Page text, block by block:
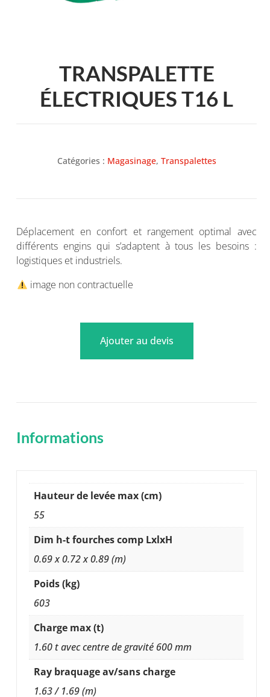
TRANSPALETTE
ÉLECTRIQUES T16 L
Catégories : Magasinage, Transpalettes
Déplacement en confort et rangement optimal avec
différents engins qui s’adaptent à tous les besoins :
logistiques et industriels.
image non contractuelle
Ajouter au devis
Informations
Hauteur de levée max (cm)
55
Dim h-t fourches comp LxlxH
0.69 x 0.72 x 0.89 (m)
Poids (kg)
603
Charge max (t)
1.60 t avec centre de gravité 600 mm
Ray braquage av/sans charge
1.63 / 1.69 (m)